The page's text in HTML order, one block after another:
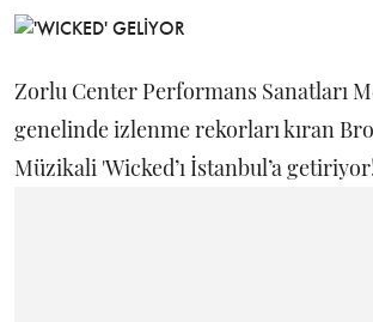
Zorlu Center Performans Sanatları
genelinde izlenme rekorları kıran
Müzikali 'Wicked’ı İstanbul’a